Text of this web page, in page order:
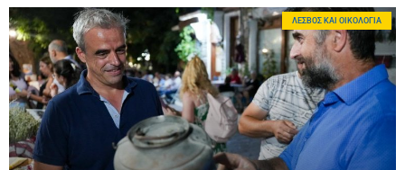
ΛΈΣΒΟΣ ΚΑΙ ΟΙΚΟΛΟΓΊΑ